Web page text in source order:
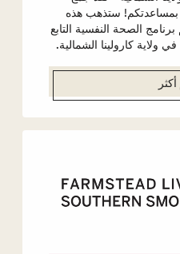
بمساعدتكم! ستذهب هذه
الصحة النفسية التابع